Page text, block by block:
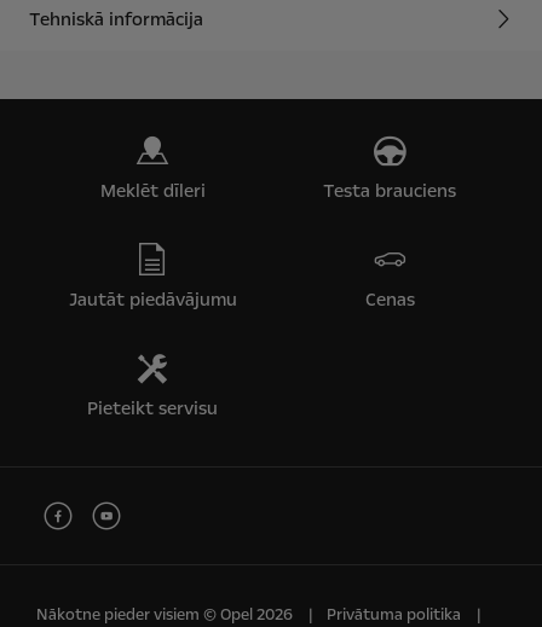
Tehniskā informācija
Meklēt dīleri Testa brauciens
Jautāt piedāvājumu Cenas
Pieteikt servisu
Nākotne pieder visiem © Opel 2026
Privātuma politika